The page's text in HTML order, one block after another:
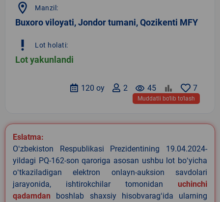
location_on Manzil:
Buxoro viloyati, Jondor tumani, Qozikenti MFY
priority_high Lot holati:
Lot yakunlandi
7
remove_red_eye 45
2
120 oy
Muddatli bo‘lib to‘lash
Eslatma:
Oʻzbekiston Respublikasi Prezidentining 19.04.2024-
yildagi PQ-162-son qaroriga asosan ushbu lot boʻyicha
oʻtkaziladigan elektron onlayn-auksion savdolari
jarayonida, ishtirokchilar tomonidan uchinchi
qadamdan boshlab shaxsiy hisobvaragʻida ularning